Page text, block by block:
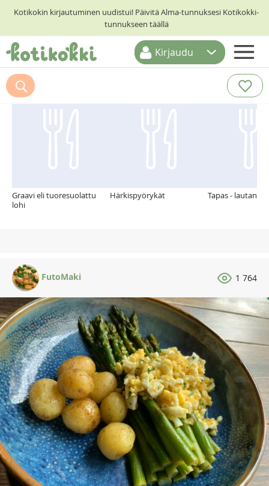
Kotikokin kirjautuminen uudistui! Päivitä Alma-tunnuksesi Kotikokki-
tunnukseen täällä
ETUSIVU
RESEPTIHAKU
Kirjaudu
Suosittelemme myös
Graavi eli tuoresuolattu
lohi
Härkispyörykät Tapas - lautanen
FutoMaki 1 764